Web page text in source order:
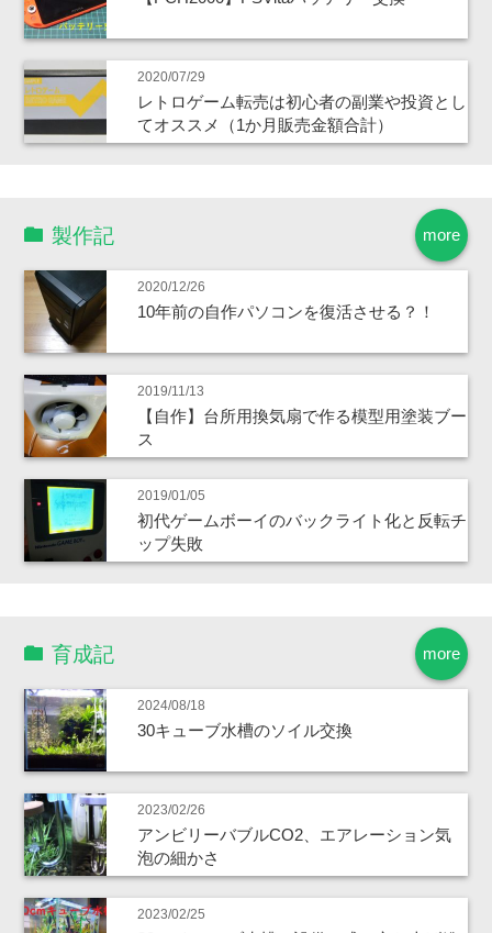
2020/07/29
レトロゲーム転売は初心者の副業や投資とし
てオススメ（1か月販売金額合計）
more
製作記
2020/12/26
10年前の自作パソコンを復活させる？！
2019/11/13
【自作】台所用換気扇で作る模型用塗装ブー
ス
2019/01/05
初代ゲームボーイのバックライト化と反転チ
ップ失敗
more
育成記
2024/08/18
30キューブ水槽のソイル交換
2023/02/26
アンビリーバブルCO2、エアレーション気
泡の細かさ
2023/02/25